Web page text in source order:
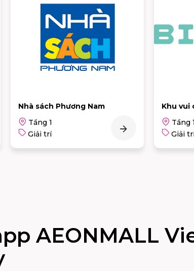
Khu vui chơi Big Fun
Tầng 1
Giải trí
PHOTO
Tầng
Giải
AEONMALL